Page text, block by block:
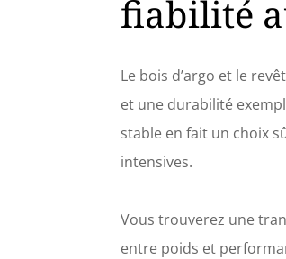
fiabilité
Le bois d’argo et le
et une durabilité
stable en fait un choix
intensives.
Vous trouverez une
entre poids et